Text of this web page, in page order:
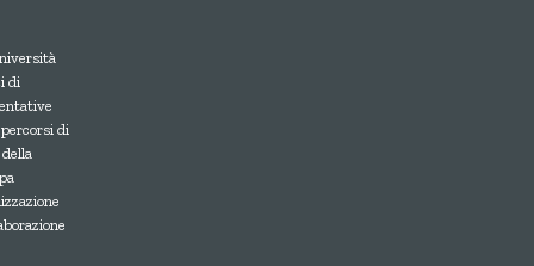
di
di